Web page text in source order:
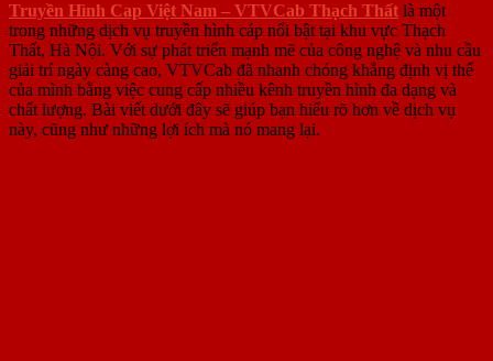
Truyền Hình Cap Việt Nam – VTVCab Thạch Thất là một
trong những dịch vụ truyền hình cáp nổi bật tại khu vực Thạch
Thất, Hà Nội. Với sự phát triển mạnh mẽ của công nghệ và nhu cầu
giải trí ngày càng cao, VTVCab đã nhanh chóng khẳng định vị thế
của mình bằng việc cung cấp nhiều kênh truyền hình đa dạng và
chất lượng. Bài viết dưới đây sẽ giúp bạn hiểu rõ hơn về dịch vụ
này, cũng như những lợi ích mà nó mang lại.